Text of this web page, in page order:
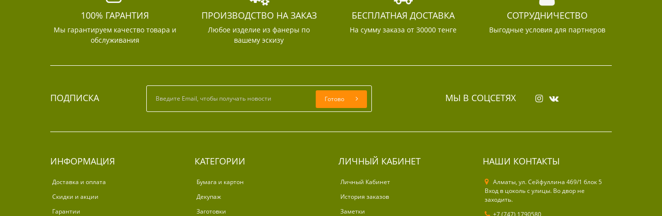
100% ГАРАНТИЯ
Мы гарантируем качество товара и
обслуживания
ПРОИЗВОДСТВО НА ЗАКАЗ
Любое изделие из фанеры по
вашему эскизу
БЕСПЛАТНАЯ ДОСТАВКА
На сумму заказа от 30000 тенге
СОТРУДНИЧЕСТВО
Выгодные условия для партнеров
ПОДПИСКА Готово МЫ В СОЦСЕТЯХ
ИНФОРМАЦИЯ
Доставка и оплата
Скидки и акции
Гарантии
КАТЕГОРИИ
Бумага и картон
Декупаж
Заготовки
ЛИЧНЫЙ КАБИНЕТ
Личный Кабинет
История заказов
Заметки
НАШИ КОНТАКТЫ
Алматы, ул. Cейфуллина 469/1 блок 5
Вход в цоколь с улицы. Во двор не
заходить.
+7 (747) 1790580